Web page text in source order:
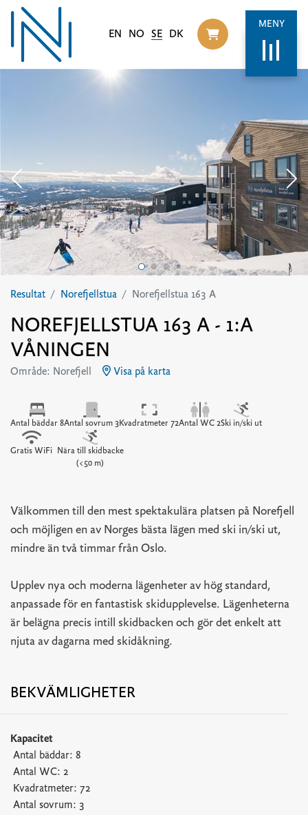
EN NO SE DK
Til
MENY
Resultat Norefjellstua Norefjellstua 163 A
NOREFJELLSTUA 163 A - 1:A
VÅNINGEN
Område: Norefjell Visa på karta
Antal bäddar 8Antal sovrum 3Kvadratmeter 72Antal WC 2Ski in/ski ut
Gratis WiFi
Nära till skidbacke
(<50 m)
Välkommen till den mest spektakulära platsen på Norefjell
och möjligen en av Norges bästa lägen med ski in/ski ut,
mindre än två timmar från Oslo.
Upplev nya och moderna lägenheter av hög standard,
anpassade för en fantastisk skidupplevelse. Lägenheterna
är belägna precis intill skidbacken och gör det enkelt att
njuta av dagarna med skidåkning.
BEKVÄMLIGHETER
Kapacitet
Antal bäddar: 8
Antal WC: 2
Kvadratmeter: 72
Antal sovrum: 3